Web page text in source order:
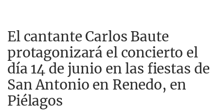
El cantante Carlos Baute
protagonizará el concierto el
día 14 de junio en las fiestas de
San Antonio en Renedo, en
Piélagos